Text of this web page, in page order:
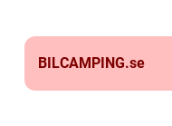
BILCAMPING.se